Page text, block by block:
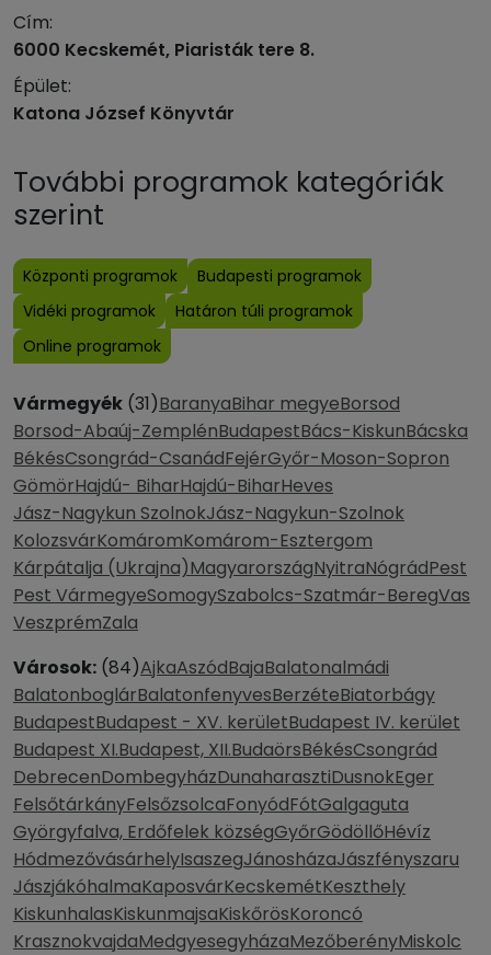
Cím:
6000 Kecskemét, Piaristák tere 8.
Épület:
Katona József Könyvtár
További programok kategóriák
szerint
Központi programok
Budapesti programok
Vidéki programok
Határon túli programok
Online programok
Vármegyék (31)BaranyaBihar megyeBorsod
Borsod-Abaúj-ZemplénBudapestBács-KiskunBácska
BékésCsongrád-CsanádFejérGyőr-Moson-Sopron
GömörHajdú- BiharHajdú-BiharHeves
Jász-Nagykun SzolnokJász-Nagykun-Szolnok
KolozsvárKomáromKomárom-Esztergom
Kárpátalja (Ukrajna)MagyarországNyitraNógrádPest
Pest VármegyeSomogySzabolcs-Szatmár-BeregVas
VeszprémZala
Városok: (84)AjkaAszódBajaBalatonalmádi
BalatonboglárBalatonfenyvesBerzéteBiatorbágy
BudapestBudapest - XV. kerületBudapest IV. kerület
Budapest XI.Budapest, XII.BudaörsBékésCsongrád
DebrecenDombegyházDunaharasztiDusnokEger
FelsőtárkányFelsőzsolcaFonyódFótGalgaguta
Györgyfalva, Erdőfelek községGyőrGödöllőHévíz
HódmezővásárhelyIsaszegJánosházaJászfényszaru
JászjákóhalmaKaposvárKecskemétKeszthely
KiskunhalasKiskunmajsaKiskőrösKoroncó
KrasznokvajdaMedgyesegyházaMezőberényMiskolc